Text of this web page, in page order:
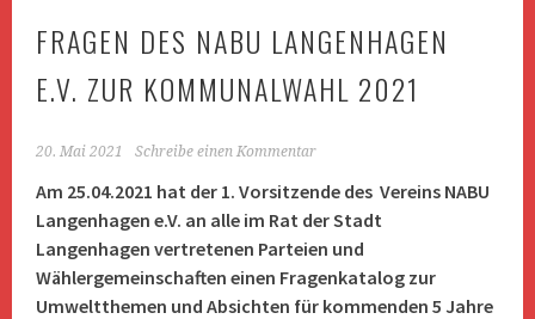
FRAGEN DES NABU LANGENHAGEN
E.V. ZUR KOMMUNALWAHL 2021
20. Mai 2021 Schreibe einen Kommentar
Am 25.04.2021 hat der 1. Vorsitzende des Vereins NABU
Langenhagen e.V. an alle im Rat der Stadt
Langenhagen vertretenen Parteien und
Wählergemeinschaften einen Fragenkatalog zur
Umweltthemen und Absichten für kommenden 5 Jahre